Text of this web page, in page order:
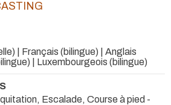
| Français (bilingue) | Anglais
| Luxembourgeois (bilingue)
Escalade, Course à pied -